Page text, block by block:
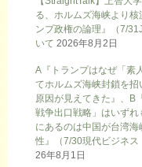
る、ホルムズ海峡より
ンプ政権の論理』（7/
いて 2026年8月2日
A『トランプはなぜ「素
てホルムズ海峡封鎖を
原因が見えてきた』、B
戦争出口戦略」はいず
にあるのは中国が台湾
性』（7/30現代ビジネ
26年8月1日